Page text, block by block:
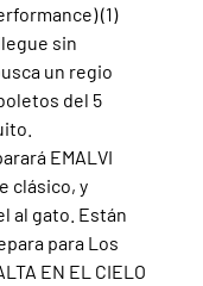
(1)
sin
un regio
del 5
EMALVI
clásico, y
al gato. Están
para Los
EN EL CIELO